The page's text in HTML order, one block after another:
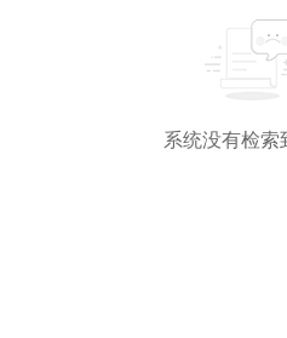
系统没有检索